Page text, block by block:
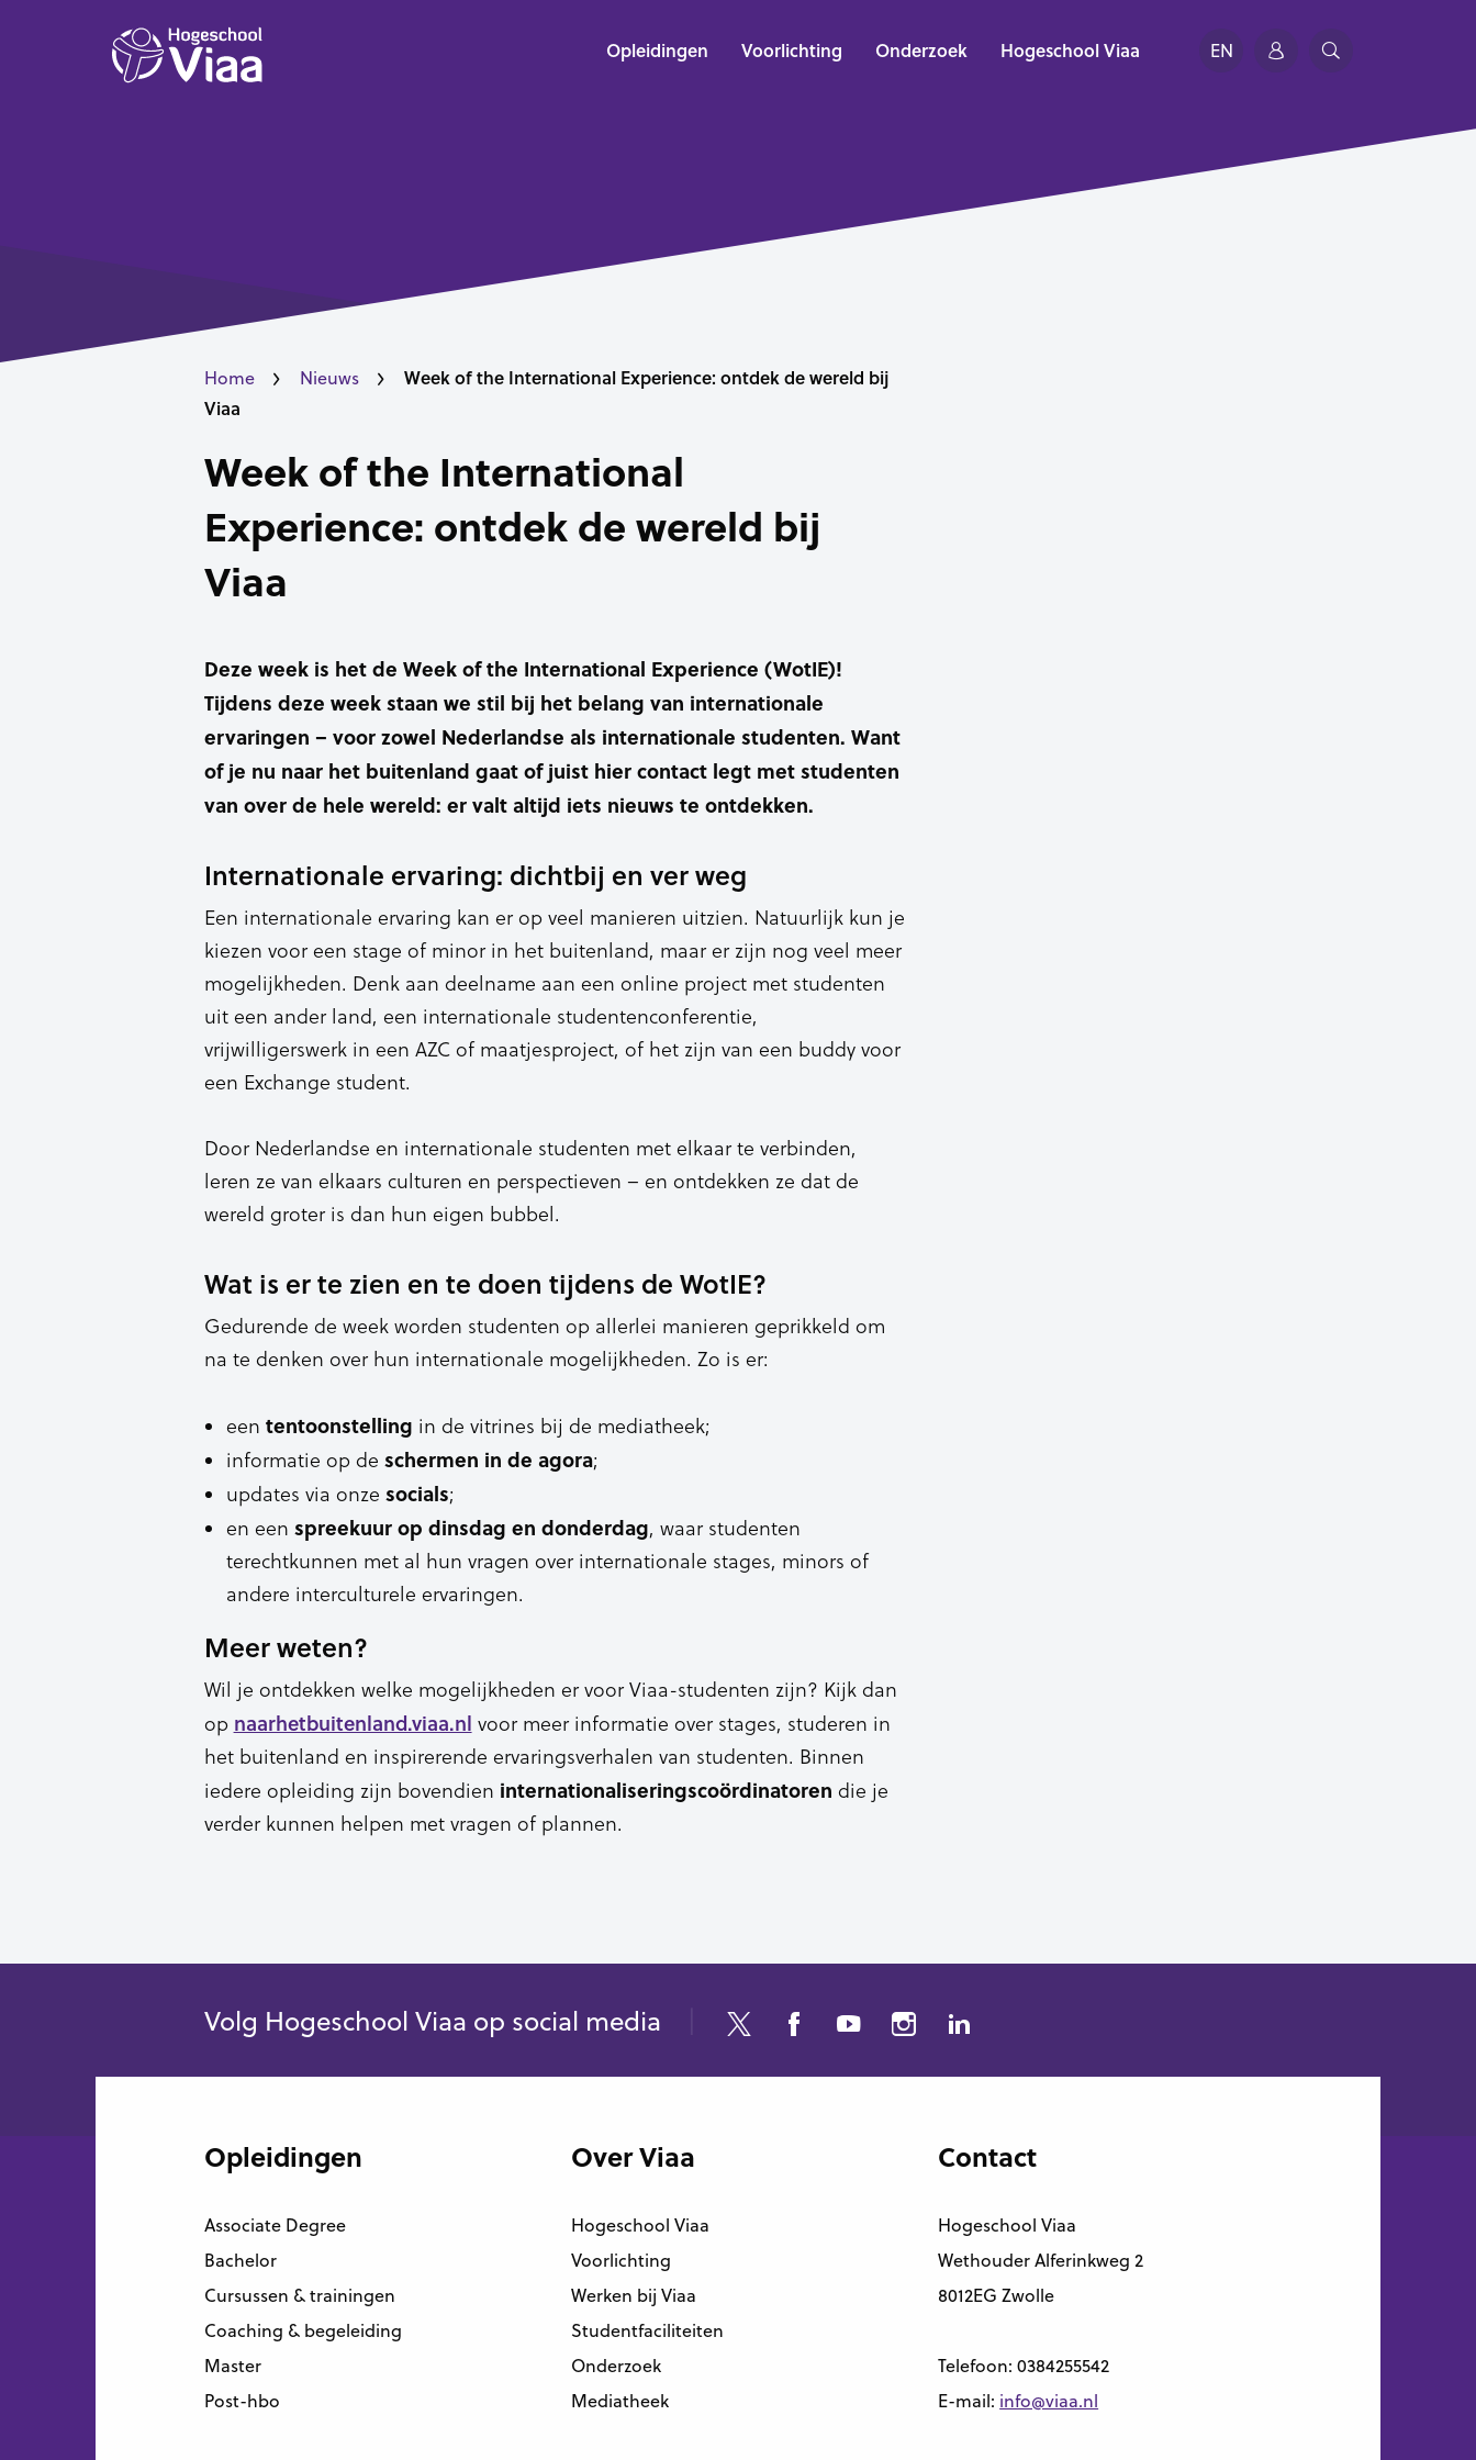
Opleidingen Voorlichting Onderzoek Hogeschool Viaa EN
Home Nieuws
Week of the International Experience: ontdek de wereld bij
Viaa
Week of the International
Experience: ontdek de wereld bij
Viaa
Deze week is het de Week of the International Experience (WotIE)!
Tijdens deze week staan we stil bij het belang van internationale
ervaringen – voor zowel Nederlandse als internationale studenten. Want
of je nu naar het buitenland gaat of juist hier contact legt met studenten
van over de hele wereld: er valt altijd iets nieuws te ontdekken.
Internationale ervaring: dichtbij en ver weg
Een internationale ervaring kan er op veel manieren uitzien. Natuurlijk kun je
kiezen voor een stage of minor in het buitenland, maar er zijn nog veel meer
mogelijkheden. Denk aan deelname aan een online project met studenten
uit een ander land, een internationale studentenconferentie,
vrijwilligerswerk in een AZC of maatjesproject, of het zijn van een buddy voor
een Exchange student.
Door Nederlandse en internationale studenten met elkaar te verbinden,
leren ze van elkaars culturen en perspectieven – en ontdekken ze dat de
wereld groter is dan hun eigen bubbel.
Wat is er te zien en te doen tijdens de WotIE?
Gedurende de week worden studenten op allerlei manieren geprikkeld om
na te denken over hun internationale mogelijkheden. Zo is er:
een tentoonstelling in de vitrines bij de mediatheek;
informatie op de schermen in de agora;
updates via onze socials;
en een spreekuur op dinsdag en donderdag, waar studenten
terechtkunnen met al hun vragen over internationale stages, minors of
andere interculturele ervaringen.
Meer weten?
Wil je ontdekken welke mogelijkheden er voor Viaa-studenten zijn? Kijk dan
op naarhetbuitenland.viaa.nl voor meer informatie over stages, studeren in
het buitenland en inspirerende ervaringsverhalen van studenten. Binnen
iedere opleiding zijn bovendien internationaliseringscoördinatoren die je
verder kunnen helpen met vragen of plannen.
Volg Hogeschool Viaa op social media
Opleidingen
Associate Degree
Bachelor
Cursussen & trainingen
Coaching & begeleiding
Master
Post-hbo
Over Viaa
Hogeschool Viaa
Voorlichting
Werken bij Viaa
Studentfaciliteiten
Onderzoek
Mediatheek
Contact
Hogeschool Viaa
Wethouder Alferinkweg 2
8012EG Zwolle
Telefoon:0384255542
E-mail: info@viaa.nl